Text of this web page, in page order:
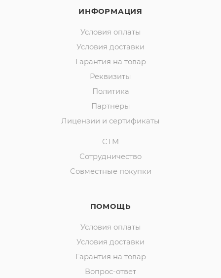
ИНФОРМАЦИЯ
Условия оплаты
Условия доставки
Гарантия на товар
Реквизиты
Политика
Партнеры
Лицензии и сертификаты
СТМ
Сотрудничество
Совместные покупки
ПОМОЩЬ
Условия оплаты
Условия доставки
Гарантия на товар
Вопрос-ответ